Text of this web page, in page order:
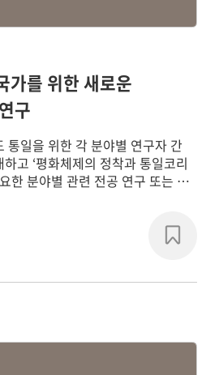
가를 위한 새로운
구
통일을 위한 각 분야별 연구자 간
고 ‘평화체제의 정착과 통일코리
한 분야별 관련 전공 연구 또는 학
젝트를 진행했습니다.